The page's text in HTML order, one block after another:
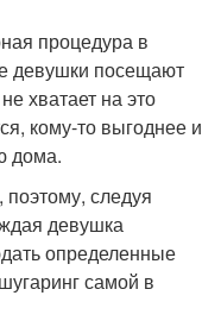
процедура в
девушки посещают
хватает на это
кому-то выгоднее и
дома.
следуя
девушка
определенные
самой в